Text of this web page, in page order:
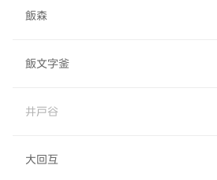
飯森
飯文字釜
井戸谷
大回互